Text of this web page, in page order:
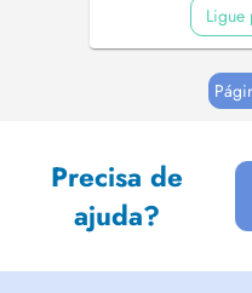
Ligue
Precisa de
ajuda?